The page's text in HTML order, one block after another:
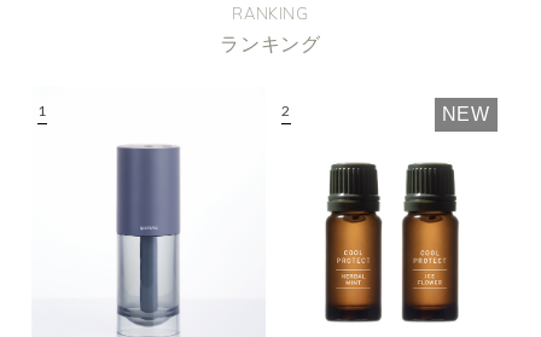
※一つお選びください
マインドフルネス
種類で絞り込む ※一つお選びください
シトラス
RANKING
ランキング
NEW